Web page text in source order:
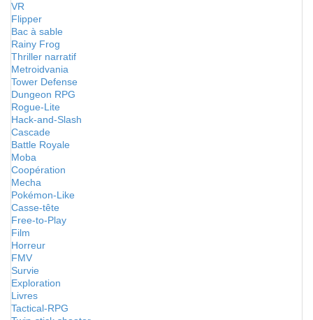
VR
Flipper
Bac à sable
Rainy Frog
Thriller narratif
Metroidvania
Tower Defense
Dungeon RPG
Rogue-Lite
Hack-and-Slash
Cascade
Battle Royale
Moba
Coopération
Mecha
Pokémon-Like
Casse-tête
Free-to-Play
Film
Horreur
FMV
Survie
Exploration
Livres
Tactical-RPG